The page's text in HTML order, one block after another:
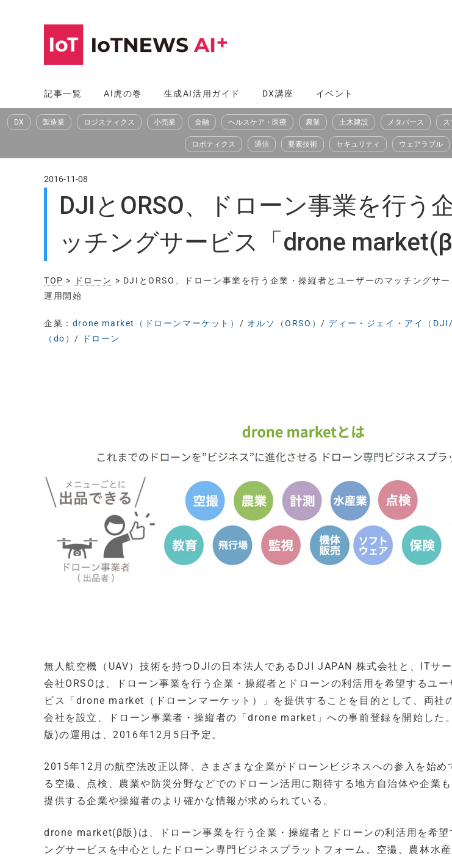
へ
ス
記事一覧 AI虎の巻 生成AI活用ガイド DX講座 イベント
DX 製造業 ロジスティクス 小売業 金融 ヘルスケア・医療 農業 土木建設 メタバース ス
ロボティクス 通信 要素技術 セキュリティ ウェアラブル
2016-11-08
DJIとORSO、ドローン事業を行う
ッチングサービス「drone
TOP > ドローン > DJIとORSO、ドローン事業を行う企業・操縦者とユーザーのマッチングサ
運用開始
企業： drone market（ドローンマーケット） / オルソ（ORSO） /ディー・ジェイ・アイ（
（do） / ドローン
無人航空機（UAV）技術を持つDJIの日本法人であるDJI JAPAN 株式会社と、ITサ
会社ORSOは、ドローン事業を行う企業・操縦者とドローンの利活用を希望するユ
ビス「drone market（ドローンマーケット）」を提供することを目的として、両社
会社を設立、ドローン事業者・操縦者の「drone market」への事前登録を開始し
版)の運用は、2016年12月5日予定。
2015年12月の航空法改正以降、さまざまな企業がドローンビジネスへの参入を始め
る空撮、点検、農業や防災分野などでのドローン活用に期待する地方自治体や企業
提供する企業や操縦者のより確かな情報が求められている。
drone market(β版)は、ドローン事業を行う企業・操縦者とドローンの利活用を希望
ングサービスを中心としたドローン専門ビジネスプラットフォーム。空撮、農林水